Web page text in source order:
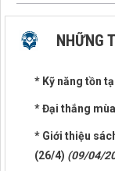
NHỮNG
* Kỹ năng tồn
* Đại thắng
* Giới thiệu
(26/4) (09/04/